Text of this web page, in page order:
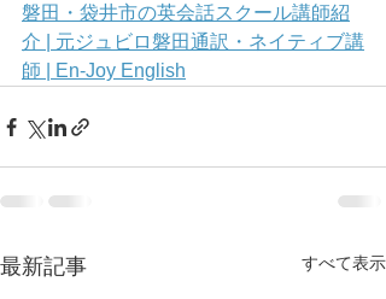
磐田・袋井市の英会話スクール講師紹
介 | 元ジュビロ磐田通訳・ネイティブ講
師 | En-Joy English
最新記事 すべて表示